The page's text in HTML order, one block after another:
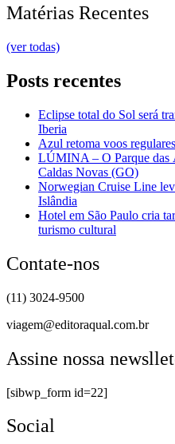
Matérias Recentes
(ver todas)
Posts recentes
Eclipse total do Sol será
Iberia
Azul retoma voos
LÚMINA – O Parque das
Caldas Novas (GO)
Norwegian Cruise Line
Islândia
Hotel em São Paulo cria
turismo cultural
Contate-nos
(11) 3024-9500
viagem@editoraqual.com.br
Assine nossa
[sibwp_form id=22]
Social